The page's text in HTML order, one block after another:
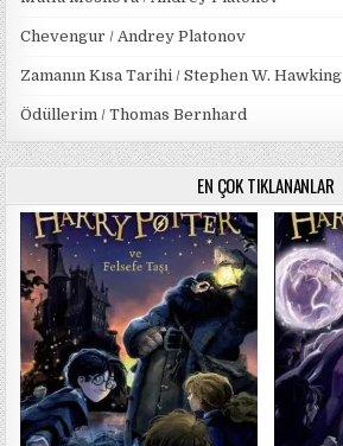
Chevengur / Andrey Platonov
Zamanın Kısa Tarihi / Stephen W. Hawking
Ödüllerim / Thomas Bernhard
EN ÇOK TIKLANANLAR